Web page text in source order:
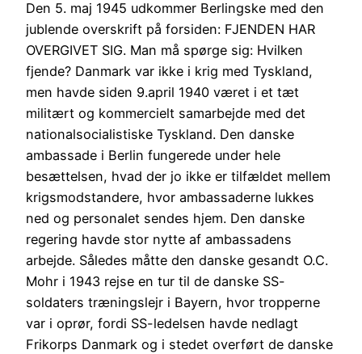
Den 5. maj 1945 udkommer Berlingske med den
jublende overskrift på forsiden: FJENDEN HAR
OVERGIVET SIG. Man må spørge sig: Hvilken
fjende? Danmark var ikke i krig med Tyskland,
men havde siden 9.april 1940 været i et tæt
militært og kommercielt samarbejde med det
nationalsocialistiske Tyskland. Den danske
ambassade i Berlin fungerede under hele
besættelsen, hvad der jo ikke er tilfældet mellem
krigsmodstandere, hvor ambassaderne lukkes
ned og personalet sendes hjem. Den danske
regering havde stor nytte af ambassadens
arbejde. Således måtte den danske gesandt O.C.
Mohr i 1943 rejse en tur til de danske SS-
soldaters træningslejr i Bayern, hvor tropperne
var i oprør, fordi SS-ledelsen havde nedlagt
Frikorps Danmark og i stedet overført de danske